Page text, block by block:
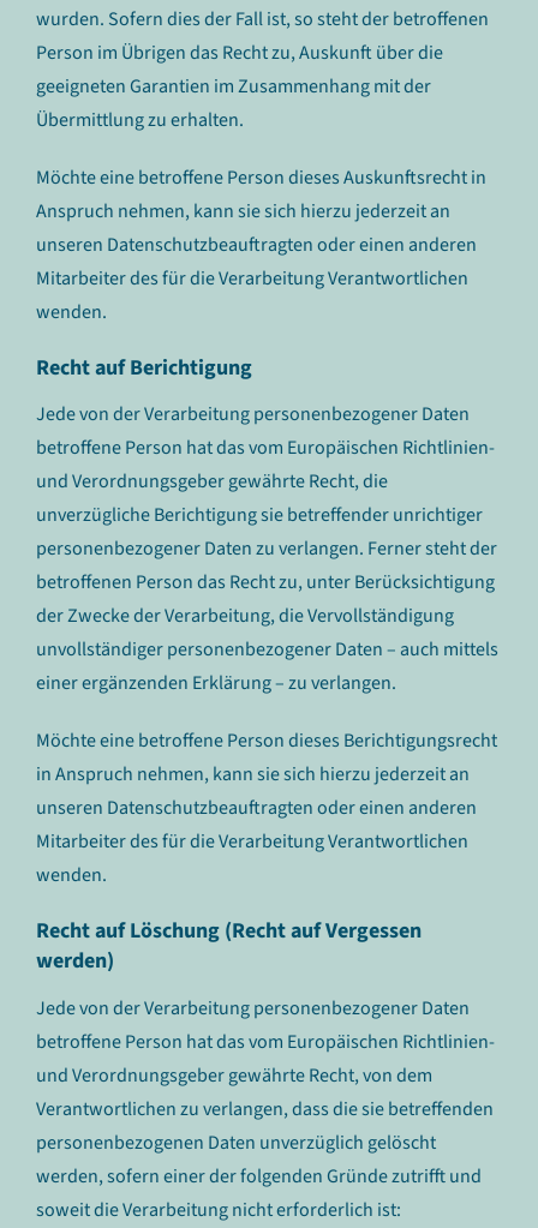
wurden. Sofern dies der Fall ist, so steht der betroffenen
Person im Übrigen das Recht zu, Auskunft über die
geeigneten Garantien im Zusammenhang mit der
Übermittlung zu erhalten.
Möchte eine betroffene Person dieses Auskunftsrecht in
Anspruch nehmen, kann sie sich hierzu jederzeit an
unseren Datenschutzbeauftragten oder einen anderen
Mitarbeiter des für die Verarbeitung Verantwortlichen
wenden.
Recht auf Berichtigung
Jede von der Verarbeitung personenbezogener Daten
betroffene Person hat das vom Europäischen Richtlinien-
und Verordnungsgeber gewährte Recht, die
unverzügliche Berichtigung sie betreffender unrichtiger
personenbezogener Daten zu verlangen. Ferner steht der
betroffenen Person das Recht zu, unter Berücksichtigung
der Zwecke der Verarbeitung, die Vervollständigung
unvollständiger personenbezogener Daten – auch mittels
einer ergänzenden Erklärung – zu verlangen.
Möchte eine betroffene Person dieses Berichtigungsrecht
in Anspruch nehmen, kann sie sich hierzu jederzeit an
unseren Datenschutzbeauftragten oder einen anderen
Mitarbeiter des für die Verarbeitung Verantwortlichen
wenden.
Recht auf Löschung (Recht auf Vergessen
werden)
Jede von der Verarbeitung personenbezogener Daten
betroffene Person hat das vom Europäischen Richtlinien-
und Verordnungsgeber gewährte Recht, von dem
Verantwortlichen zu verlangen, dass die sie betreffenden
personenbezogenen Daten unverzüglich gelöscht
werden, sofern einer der folgenden Gründe zutrifft und
soweit die Verarbeitung nicht erforderlich ist: